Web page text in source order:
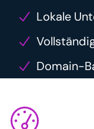
Lokale
Domain-